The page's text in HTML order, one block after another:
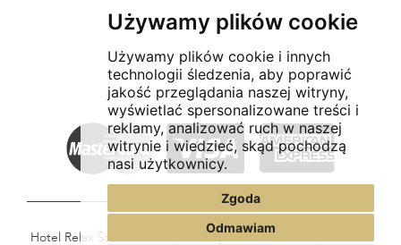
Używamy plików cookie
Używamy plików cookie i innych
technologii śledzenia, aby poprawić
jakość przeglądania naszej witryny,
wyświetlać spersonalizowane treści i
reklamy, analizować ruch w naszej
witrynie i wiedzieć, skąd pochodzą
nasi użytkownicy.
Zgoda
Odmawiam
Hotel Relax Štork © 2026 | Utworzyłhochmajer.com|Cookies